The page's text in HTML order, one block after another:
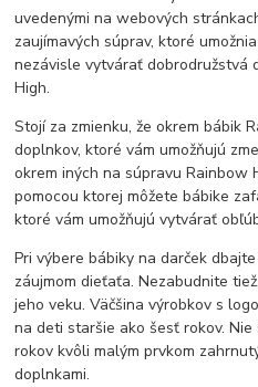
uvedenými na webových
zaujímavých súprav, ktoré
nezávisle vytvárať dobrodružstvá
High.
Stojí za zmienku, že okrem bábik
doplnkov, ktoré vám umožňujú
okrem iných na súpravu Rainbow
pomocou ktorej môžete bábike
ktoré vám umožňujú vytvárať
Pri výbere bábiky na darček
záujmom dieťaťa. Nezabudnite
jeho veku. Väčšina výrobkov s
na deti staršie ako šesť rokov.
rokov kvôli malým prvkom
doplnkami.